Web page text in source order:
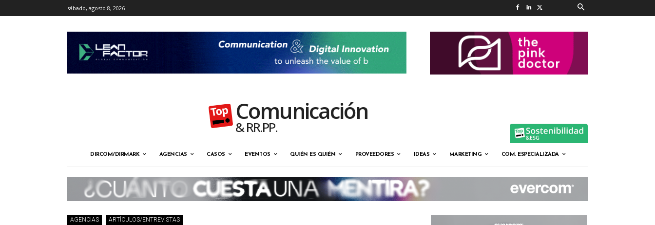
sábado, agosto 8, 2026
Comunicación
& RR.PP.
DIRCOM/DIRMARK AGENCIAS CASOS EVENTOS QUIÉN ES QUIÉN PROVEEDORES IDEAS MARKETING COM. ESPECIALIZADA
AGENCIAS ARTÍCULOS/ENTREVISTAS